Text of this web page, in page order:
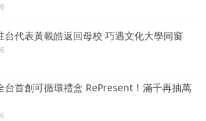
台代表黃載皓返回母校 巧遇文化大學同窗
台首創可循環禮盒 RePresent！滿千再抽萬